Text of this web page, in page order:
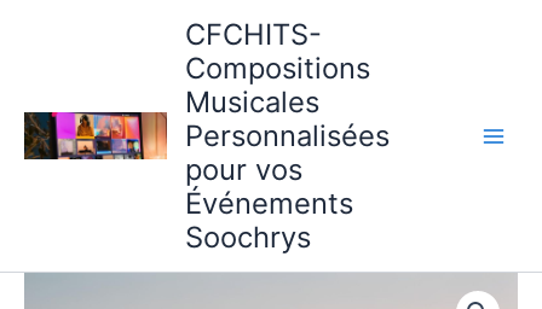
CFCHITS-
Compositions
Musicales
Personnalisées
pour vos
Événements
Soochrys